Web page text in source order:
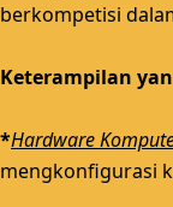
berkompetisi
Keterampilan
*Hardware
mengkonfigurasi